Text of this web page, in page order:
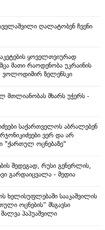
ღალატობენ ჩვენი
ყოველთვიურად
მათი რაოდენობა უკრაინის
- ვოლოდიმირ ზელენსკი
მთლიანობას მხარს უჭერს -
საქართველოს აბრალებენ
ვერ და არ
"ქართულ ოცნებაზე"
შედეგად, რუსი გენერლის,
გარდაიცვალა - მედია
ხელისუფლებაში სააკაშვილის
ოცნების“ მსგავსი
პაპუაშვილი